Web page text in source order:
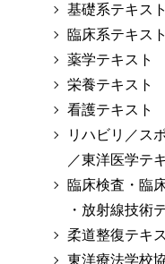
基礎系テキスト
臨床系テキスト
薬学テキスト
栄養テキスト
看護テキスト
リハビリ／ス
／東洋医学テ
臨床検査・臨
・放射線技術
柔道整復テキ
東洋療法学校